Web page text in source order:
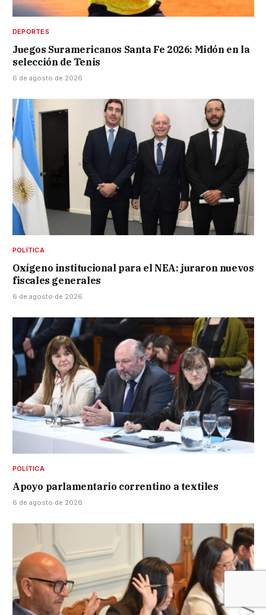
DEPORTES
Juegos Suramericanos Santa Fe 2026: Midón en la
selección de Tenis
6 de agosto de 2026
POLÍTICA
Oxígeno institucional para el NEA: juraron nuevos
fiscales generales
6 de agosto de 2026
POLÍTICA
Apoyo parlamentario correntino a textiles
6 de agosto de 2026